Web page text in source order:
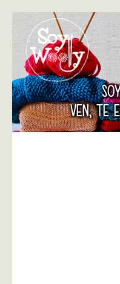
VEN, TE